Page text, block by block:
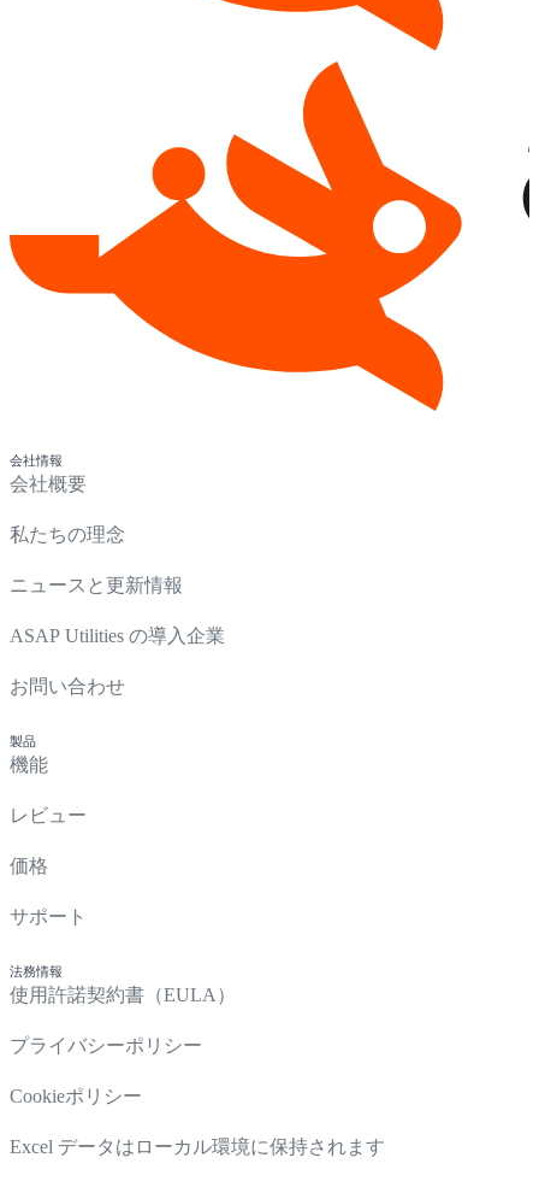
会社情報
会社概要
私たちの理念
ニュースと更新情報
ASAP Utilities の導入企業
お問い合わせ
製品
機能
レビュー
価格
サポート
法務情報
使用許諾契約書（EULA）
プライバシーポリシー
Cookieポリシー
Excel データはローカル環境に保持されます